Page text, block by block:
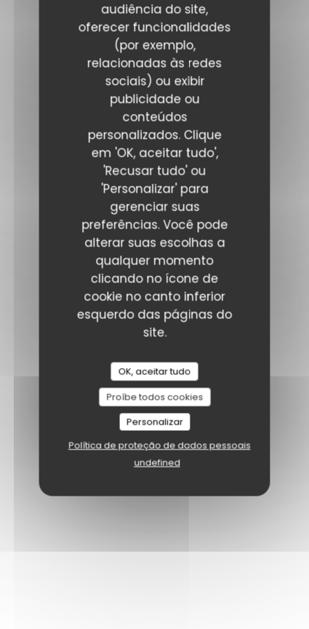
audiência do site,
oferecer funcionalidades
(por exemplo,
relacionadas às redes
sociais) ou exibir
publicidade ou
conteúdos
personalizados. Clique
em 'OK, aceitar tudo',
'Recusar tudo' ou
'Personalizar' para
gerenciar suas
preferências. Você pode
alterar suas escolhas a
qualquer momento
clicando no ícone de
cookie no canto inferior
esquerdo das páginas do
site.
OK, aceitar tudo
Proíbe todos cookies
Personalizar
Política de proteção de dados pessoais
undefined